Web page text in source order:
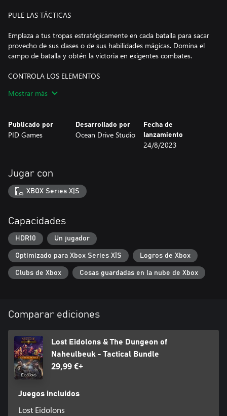
PULE LAS TÁCTICAS
Emplaza a tus tropas estratégicamente en cada batalla para sacar
provecho de sus clases o de sus habilidades mágicas. Domina el
campo de batalla y obtén la victoria en exigentes combates.
CONTROLA LOS ELEMENTOS
Asedia imponentes castillos, derrota a astutos jefes con
almuerzo.
Liderar una rebelión no consiste únicamente en ganar batallas.
Construye tu campamento, convence a otros de que se unan,
conoce sus historias y ayúdales a surcar los altibajos de la
revolución.
PERSONALIZA TU BRIGADA
Recluta y entrena a la tropa perfecta, con más de 20 personajes
jugables y 10 clases a elegir. Equipa y entrena a tus aliados para
desbloquear nuevas destrezas, hechizos y habilidades pasivas.
Enfréntate con tu poderosa brigada a ejércitos enteros y sal
Mostrar más
Publicado por
PID Games
Desarrollado por
Ocean Drive Studio
Fecha de
lanzamiento
24/8/2023
Jugar con
XBOX Series X|S
Capacidades
HDR10 Un jugador
Optimizado para Xbox Series X|S Logros de Xbox
Clubs de Xbox Cosas guardadas en la nube de Xbox
Comparar ediciones
Lost Eidolons & The Dungeon of
Naheulbeuk - Tactical Bundle
29,99 €+
Juegos incluidos
Lost Eidolons